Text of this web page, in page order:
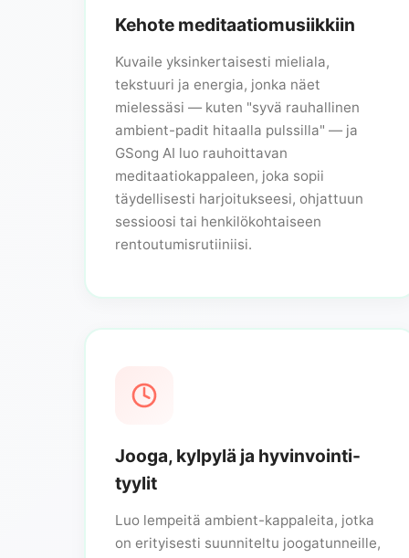
Kehote meditaatiomusiikkiin
Kuvaile yksinkertaisesti mieliala,
tekstuuri ja energia, jonka näet
mielessäsi — kuten "syvä rauhallinen
ambient-padit hitaalla pulssilla" — ja
GSong AI luo rauhoittavan
meditaatiokappaleen, joka sopii
täydellisesti harjoitukseesi, ohjattuun
sessioosi tai henkilökohtaiseen
rentoutumisrutiiniisi.
Jooga, kylpylä ja hyvinvointi-
tyylit
Luo lempeitä ambient-kappaleita, jotka
on erityisesti suunniteltu joogatunneille,